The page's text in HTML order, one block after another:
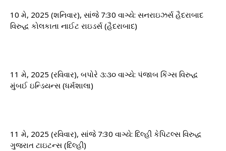
10 મે, 2025 (શનિવાર), સાંજે 7:30 વાગ્યે: ​​સનરાઇઝર્સ હૈદરાબાદ
વિરુદ્ધ કોલકાતા નાઈટ રાઇડર્સ (હૈદરાબાદ)
11 મે, 2025 (રવિવાર), બપોરે ૩:૩૦ વાગ્યે: ​​પંજાબ કિંગ્સ વિરુદ્ધ
મુંબઈ ઇન્ડિયન્સ (ધર્મશાલા)
11 મે, 2025 (રવિવાર), સાંજે 7:30 વાગ્યે: ​​દિલ્હી કેપિટલ્સ વિરુદ્ધ
ગુજરાત ટાઇટન્સ (દિલ્હી)